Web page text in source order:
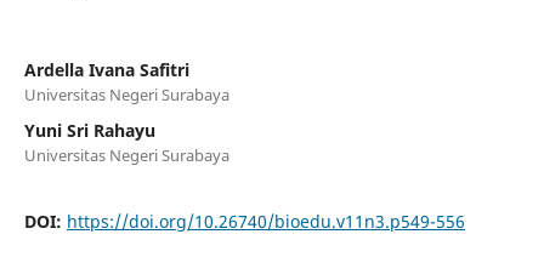
Ardella Ivana Safitri
Universitas Negeri Surabaya
Yuni Sri Rahayu
Universitas Negeri Surabaya
DOI: https://doi.org/10.26740/bioedu.v11n3.p549-556